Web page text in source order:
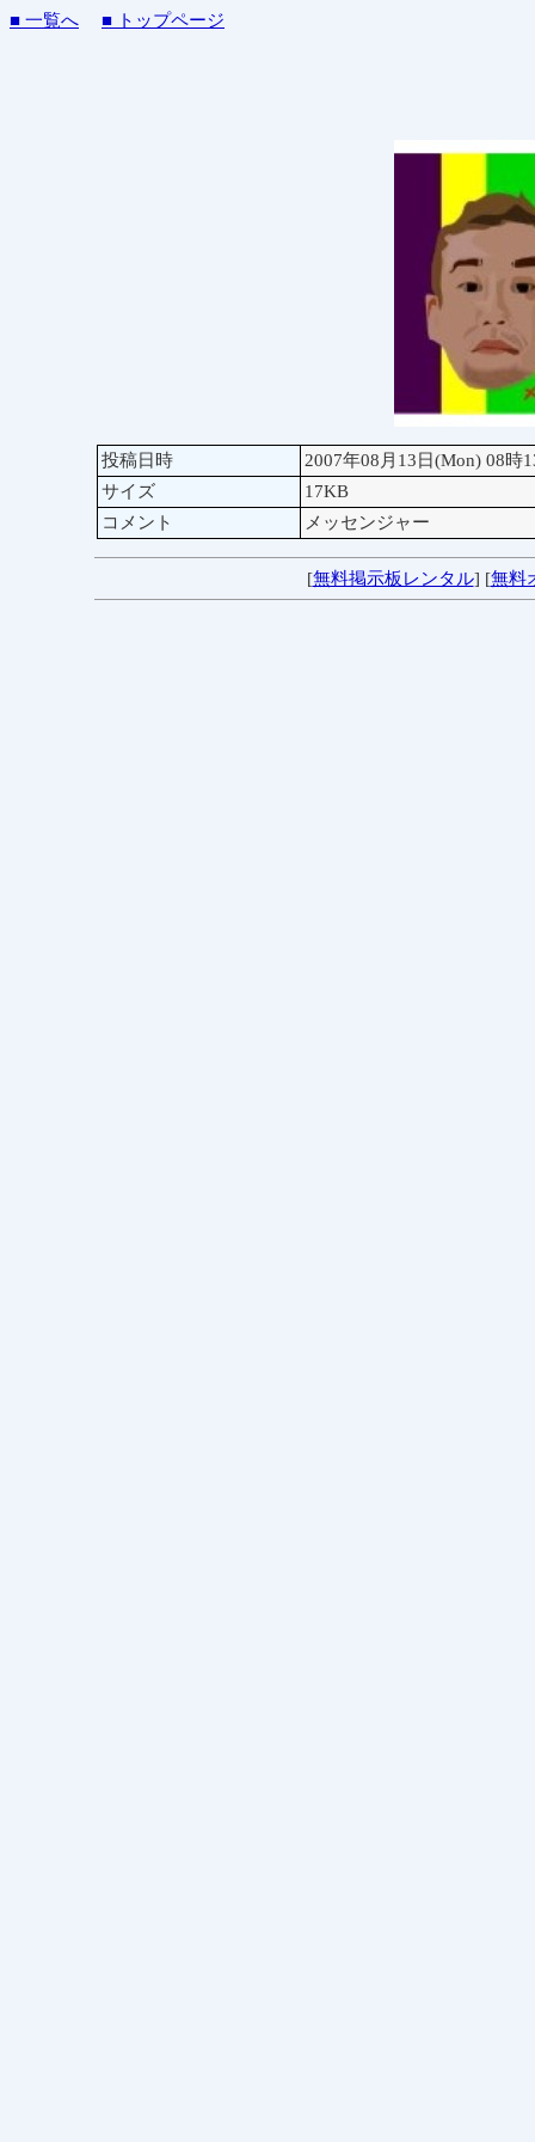
■ 一覧へ ■ トップページ
投稿日時
2007年08月13日(Mon) 08時
サイズ
17KB
コメント
メッセンジャー
[無料掲示板レンタル] [無料